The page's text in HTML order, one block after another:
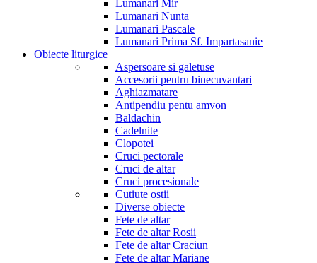
Lumanari Mir
Lumanari Nunta
Lumanari Pascale
Lumanari Prima Sf. Impartasanie
Obiecte liturgice
Aspersoare si galetuse
Accesorii pentru binecuvantari
Aghiazmatare
Antipendiu pentu amvon
Baldachin
Cadelnite
Clopotei
Cruci pectorale
Cruci de altar
Cruci procesionale
Cutiute ostii
Diverse obiecte
Fete de altar
Fete de altar Rosii
Fete de altar Craciun
Fete de altar Mariane